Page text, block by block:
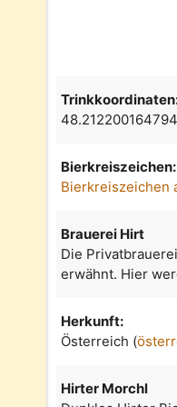
Bierkreiszeichen:
Bierkreiszeichen
Brauerei Hirt
Die
erwähnt. Hier
Herkunft:
Österreich (
Hirter Morchl